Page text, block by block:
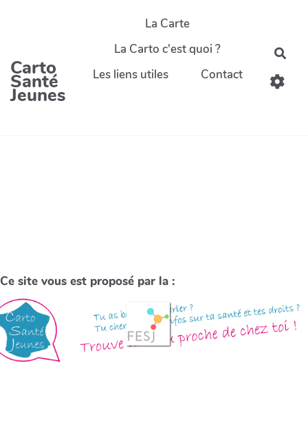
Carto
Santé
Jeunes
La Carte
La Carto c'est quoi ?
Les liens utiles
Contact
Ce site vous est proposé par la :